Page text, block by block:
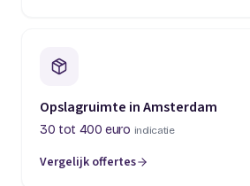
Opslagruimte in Amsterdam
30 tot 400 euro indicatie
Vergelijk offertes